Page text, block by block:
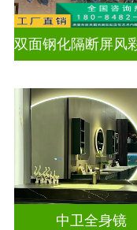
中卫全身镜